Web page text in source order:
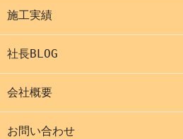
施工実績
社長BLOG
会社概要
お問い合わせ